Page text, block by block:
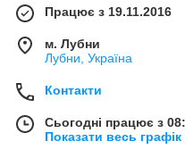
Працює з 19.11.2016
м. Лубни
Лубни, Україна
Контакти
Сьогодні працює з
Показати весь